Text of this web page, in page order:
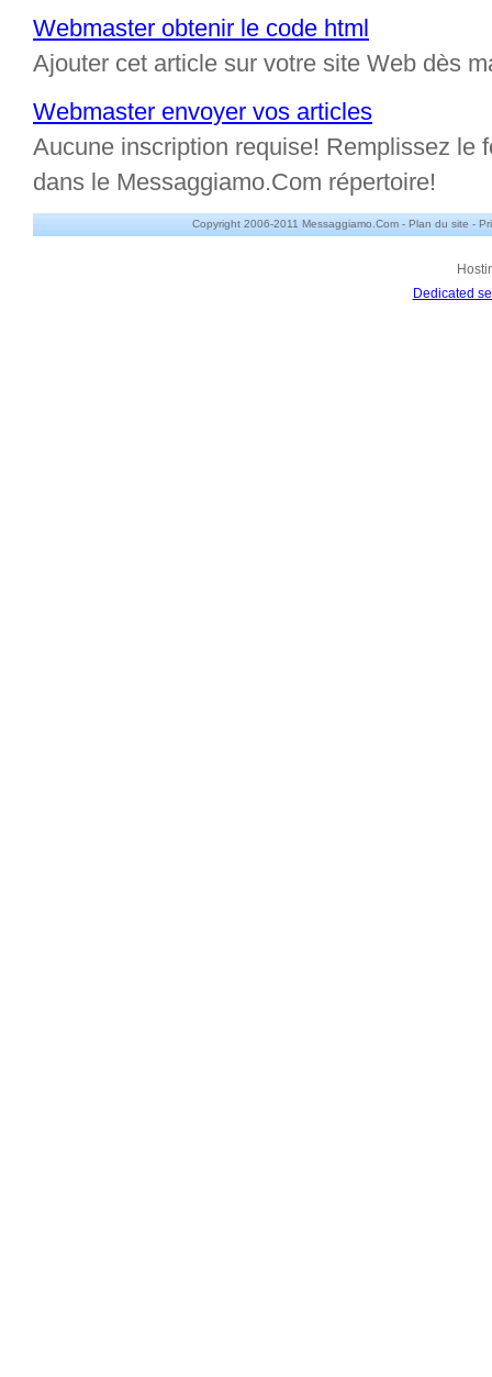
Webmaster obtenir le code html
Ajouter cet article sur votre site Web dès
Webmaster envoyer vos articles
Aucune inscription requise! Remplissez le
dans le Messaggiamo.Com répertoire!
Copyright 2006-2011 Messaggiamo.Com - Plan du site -
Dedicated